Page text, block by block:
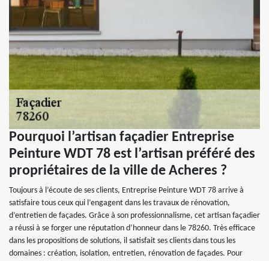
Pourquoi l’artisan façadier Entreprise
Peinture WDT 78 est l’artisan préféré des
propriétaires de la ville de Acheres ?
Toujours à l’écoute de ses clients, Entreprise Peinture WDT 78 arrive à
satisfaire tous ceux qui l’engagent dans les travaux de rénovation,
d’entretien de façades. Grâce à son professionnalisme, cet artisan façadier
a réussi à se forger une réputation d’honneur dans le 78260. Très efficace
dans les propositions de solutions, il satisfait ses clients dans tous les
domaines : création, isolation, entretien, rénovation de façades. Pour